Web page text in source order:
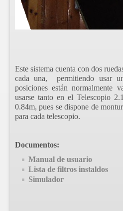
Este sistema cuenta con dos
cada una, permitiendo usar
posiciones están normalmente
usarse tanto en el Telescopio
0.84m, pues se dispone de
para cada telescopio.
Documentos:
Manual de usuario
Lista de filtros instaldos
Simulador